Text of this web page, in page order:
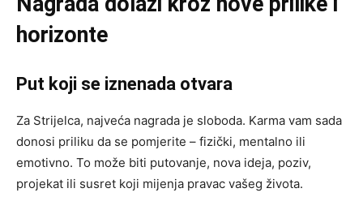
horizonte
Put koji se iznenada otvara
Za Strijelca, najveća nagrada je sloboda. Karma vam sada
donosi priliku da se pomjerite – fizički, mentalno ili
emotivno. To može biti putovanje, nova ideja, poziv,
projekat ili susret koji mijenja pravac vašeg života.